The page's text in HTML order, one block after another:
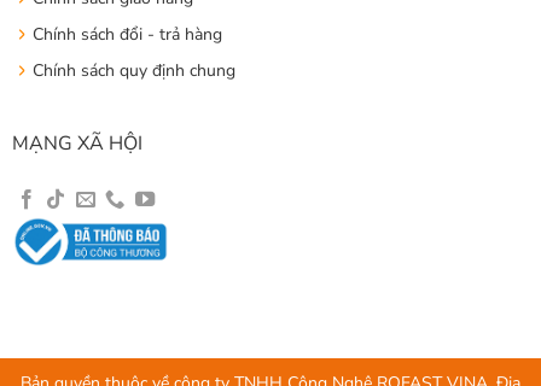
Chính sách đổi - trả hàng
Chính sách quy định chung
MẠNG XÃ HỘI